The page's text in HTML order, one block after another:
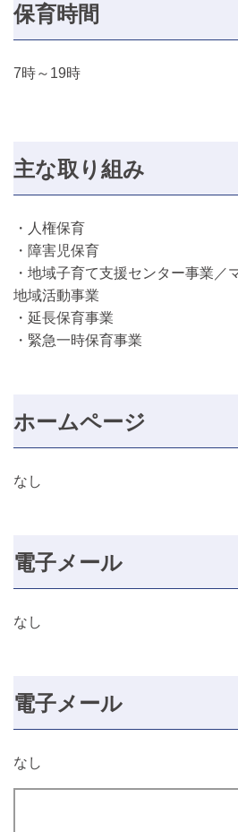
保育時間
7時～19時
主な取り組み
・人権保育
・障害児保育
・地域子育て支援センター事業／
地域活動事業
・延長保育事業
・緊急一時保育事業
ホームページ
なし
電子メール
なし
電子メール
なし